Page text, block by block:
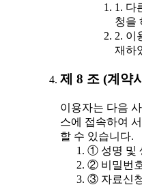
1. 다
청을
2. 이
재하
제 8 조 (계약
이용자는 다음
스에 접속하여
할 수 있습니다.
① 성명 및
② 비밀번
③ 자료신